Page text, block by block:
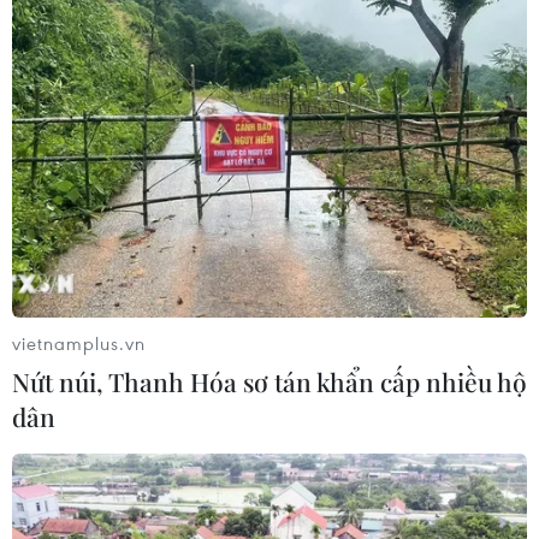
Tân Hoa hậu Di sản Áo dài Việt Nam
toàn cầu trả lời ứng xử bằng 3 ngôn
ngữ
21/06/2026 03:18
Các nhà thiết kế "tái sinh" di sản văn
hóa truyền thống trên sàn runway
Việt
Những dấu ấn sáng tạo trong đêm
khai màn Vietnam International
Fashion Week 2026
19/06/2026 04:22
vietnamplus.vn
Nứt núi, Thanh Hóa sơ tán khẩn cấp nhiều hộ
dân